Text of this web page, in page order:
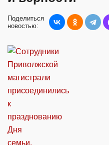
Поделиться
новостью: